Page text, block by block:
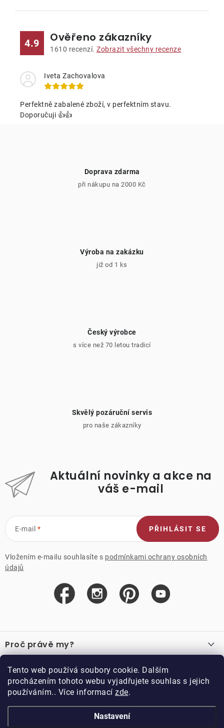
Tento web používá soubory cookie. Dalším
procházením tohoto webu vyjadřujete souhlas s jejich
používáním.. Více informací zde.
Nastavení
4.9 Ověřeno zákazníky
1610 recenzí. Zobrazit všechny recenze
Iveta Zachovalova
Perfektně zabalené zboží, v perfektním stavu.
Doporučuji 👍👍
Doprava zdarma
při nákupu na 2000 Kč
Výroba na zakázku
již od 1 ks
Český výrobce
s více než 70 letou tradicí
Skvělý pozáruční servis
pro naše zákazníky
Aktuální novinky a akce na
váš e-mail
E-mail
Vložením e-mailu souhlasíte s podmínkami ochrany osobních
údajů
PŘIHLÁSIT SE
á
p
a
Proč právě my?
Recenze
Důležité odkazy
Velkoobchod
Vzorková prodejna
Kariéra
O nákupu
Obchodní podmínky